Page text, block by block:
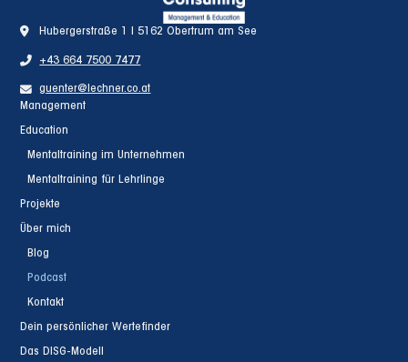
Hubergerstraße 1 | 5162 Obertrum am See
+43 664 7500 7477
guenter@lechner.co.at
Management
Education
Mentaltraining im Unternehmen
Mentaltraining für Lehrlinge
Projekte
Über mich
Blog
Podcast
Kontakt
Dein persönlicher Wertefinder
Das DISG-Modell